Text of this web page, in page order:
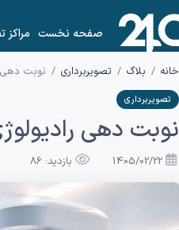
صفحه نخست مراکز
خانه بلاگ تصویربرداری نوبت دهی
تصویربرداری
نوبت دهی
1405/02/22 بازدید: 86